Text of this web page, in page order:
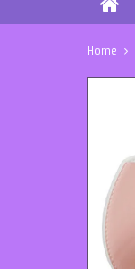
Home